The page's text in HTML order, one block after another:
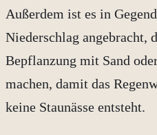
Außerdem ist es in
Niederschlag angebracht,
Bepflanzung mit Sand
machen, damit das
keine Staunässe entsteht.